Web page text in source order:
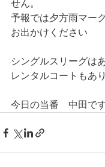
せん。
予報では夕方雨マー
お出かけください
シングルスリーグは
レンタルコートもあ
今日の当番　中田で